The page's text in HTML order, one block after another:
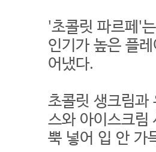
'초콜릿 파르페'
인기가 높은 플
어냈다.
초콜릿 생크림과
스와 아이스크림
뿍 넣어 입 안 가